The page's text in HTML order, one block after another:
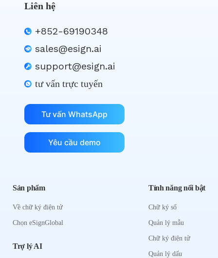
Liên hệ
+852-69190348
sales@esign.ai
support@esign.ai
tư vấn trực tuyến
Tư vấn WhatsApp
Yêu cầu demo
Sản phẩm
Về chữ ký điện tử
Chọn eSignGlobal
Trợ lý AI
Tính năng nổi bật
Chữ ký số
Quản lý mẫu
Chữ ký điện tử
Quản lý dấu